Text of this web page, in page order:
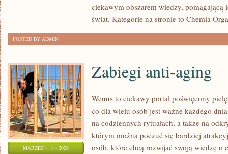
ciekawym obszarem wiedzy, pomagającą
świat. Kategorie na stronie to Chemia
POSTED BY ADMIN
MARZEC - 18 - 2026
Zabiegi anti-aging
Wenus to ciekawy portal poświęcony
co dla wielu osób jest ważne każdego
na codziennych rytuałach, a także na
którym można poczuć się bardziej
osób, które chcą rozwijać swoją wiedzę o